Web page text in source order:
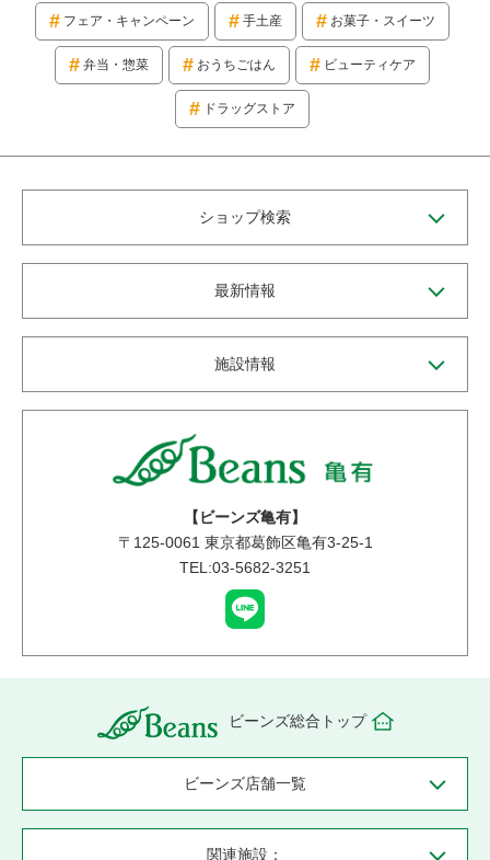
フェア・キャンペーン 手土産 お菓子・スイーツ
弁当・惣菜 おうちごはん ビューティケア
ドラッグストア
ショップ検索
最新情報
施設情報
【ビーンズ亀有】
〒 125-0061 東京都葛飾区亀有3-25-1
TEL:03-5682-3251
ビーンズ総合トップ
ビーンズ店舗一覧
関連施設：